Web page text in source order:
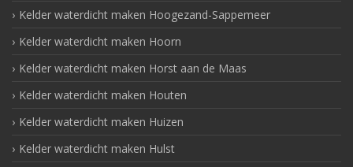
Kelder waterdicht maken Hoogezand-Sappemeer
Kelder waterdicht maken Hoorn
Kelder waterdicht maken Horst aan de Maas
Kelder waterdicht maken Houten
Kelder waterdicht maken Huizen
Kelder waterdicht maken Hulst